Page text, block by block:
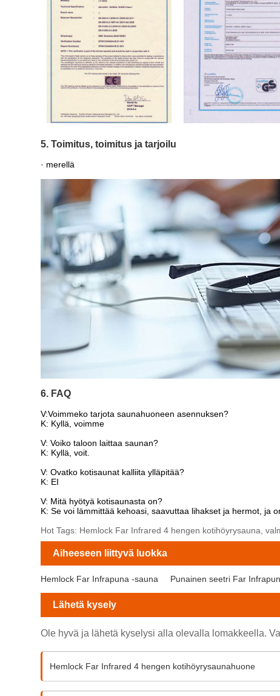
5. Toimitus, toimitus ja tarjoilu
· merellä
6. FAQ
V:Voimmeko tarjota saunahuoneen asennuksen?
K: Kyllä, voimme
V: Voiko taloon laittaa saunan?
K: Kyllä, voit.
V: Ovatko kotisaunat kalliita ylläpitää?
K: EI
V: Mitä hyötyä kotisaunasta on?
K: Se voi lämmittää kehoasi, saavuttaa lihakset ja hermot, ja
Hot Tags: Hemlock Far Infrared 4 hengen kotihöyrysauna,
Aiheeseen liittyvä luokka
Hemlock Far Infrapuna -sauna Punainen seetri Far
Lähetä kysely
Ole hyvä ja lähetä kyselysi alla olevalla lomakkeella.